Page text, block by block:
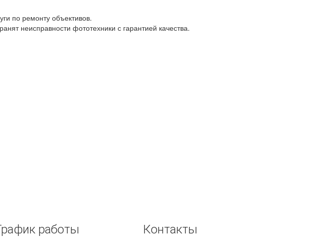
по ремонту объективов.
неисправности фототехники с гарантией качества.
работы Контакты